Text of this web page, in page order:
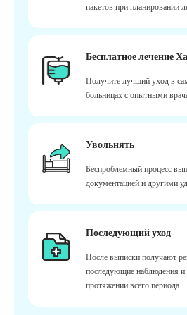
пакетов при планировании
Бесплатное лечение
Получите лучший уход в
больницах с опытными
Увольнять
Беспроблемный процесс
документацией и другими
Последующий уход
После выписки получают
последующие наблюдения и
протяжении всего периода